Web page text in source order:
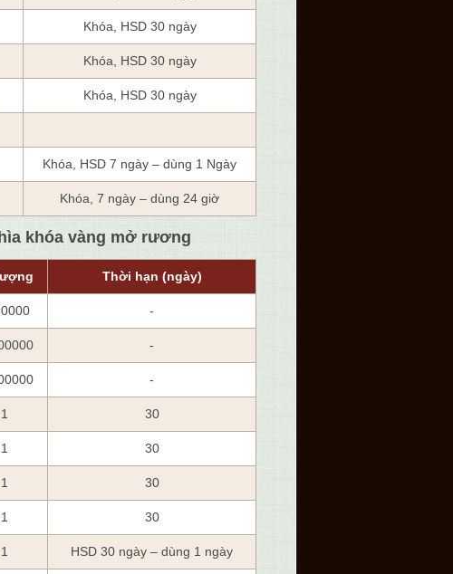
Khóa, HSD 30 ngày
Khóa, HSD 30 ngày
Khóa, HSD 30 ngày
Khóa, HSD 7 ngày – dùng 1 Ngày
Khóa, 7 ngày – dùng 24 giờ
khóa vàng mở rương
Thời hạn (ngày)
-
-
-
1 30
1 30
1 30
1 30
1 HSD 30 ngày – dùng 1 ngày